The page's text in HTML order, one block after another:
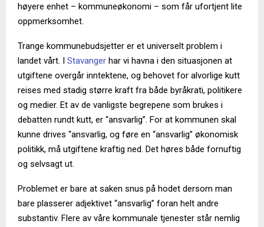
høyere enhet – kommuneøkonomi – som får ufortjent lite
oppmerksomhet.
Trange kommunebudsjetter er et universelt problem i
landet vårt. I Stavanger har vi havna i den situasjonen at
utgiftene overgår inntektene, og behovet for alvorlige kutt
reises med stadig større kraft fra både byråkrati, politikere
og medier. Et av de vanligste begrepene som brukes i
debatten rundt kutt, er “ansvarlig”. For at kommunen skal
kunne drives “ansvarlig, og føre en “ansvarlig” økonomisk
politikk, må utgiftene kraftig ned. Det høres både fornuftig
og selvsagt ut.
Problemet er bare at saken snus på hodet dersom man
bare plasserer adjektivet “ansvarlig” foran helt andre
substantiv. Flere av våre kommunale tjenester står nemlig